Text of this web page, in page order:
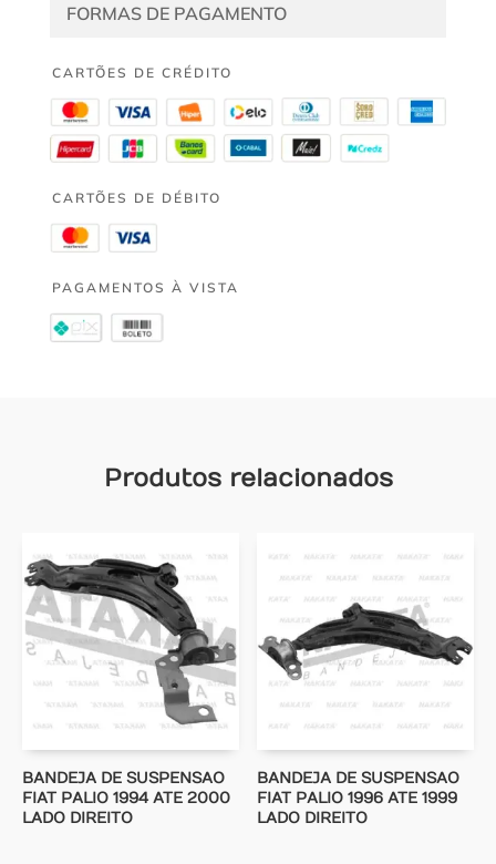
FORMAS DE PAGAMENTO
CARTÕES DE CRÉDITO
CARTÕES DE DÉBITO
PAGAMENTOS À VISTA
Produtos relacionados
BANDEJA DE SUSPENSAO
FIAT PALIO 1994 ATE 2000
LADO DIREITO
BANDEJA DE SUSPENSAO
FIAT PALIO 1996 ATE 1999
LADO DIREITO